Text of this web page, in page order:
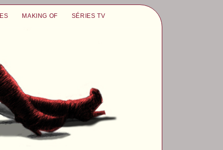
MAKING OF SÉRIES TV